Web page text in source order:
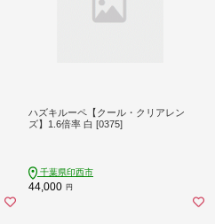
ハズキルーペ【クール・クリアレン
ズ】1.6倍率 白 [0375]
千葉県印西市
44,000 円